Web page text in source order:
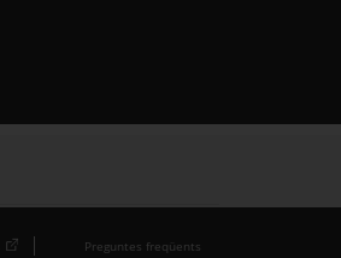
Preguntes freqüents